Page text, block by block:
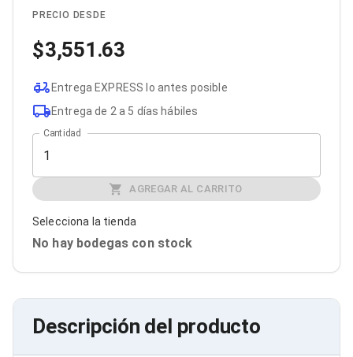
Cables Coaxiales
Jacks de Red
Conectores
Tapas y Cajas
Herramientas para Cables
Pinzas Ponchadoras
Probadores de Cable
Protectores para Cables
Cables para Impresoras
Bobinas
Sujetadores de Cables
Cinchos
Adaptadores
Adaptadores PC
Adaptadores PC Serial
Adaptadores PC SATA
Adaptadores PC IDE
PRECIO DESDE
3,551.63
Entrega EXPRESS lo antes posible
Entrega de 2 a 5 días hábiles
Cantidad
AGREGAR AL CARRITO
Selecciona la tienda
No hay bodegas con stock
Descripción del producto